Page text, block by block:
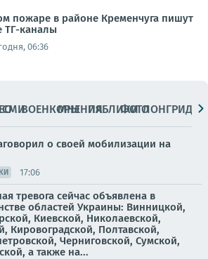
пожаре в районе Кременчуга пишут
ТГ-каналы
06:36
СМИВОЕНКОРЫМНЕНИЯПАБЛИКИ
ФОТОЛОНГРИДЫ
о своей мобилизации на
17:06
тревога сейчас объявлена в
областей Украины: Винницкой,
Киевской, Николаевской,
Кировоградской, Полтавской,
Черниговской, Сумской,
а также на...